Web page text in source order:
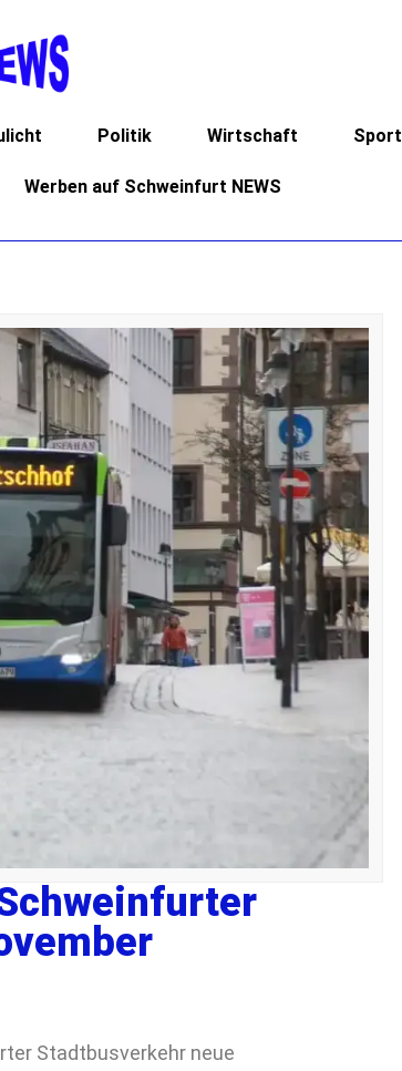
Politik Wirtschaft Sport
Werben auf Schweinfurt NEWS
Stadtbusverkehr neue